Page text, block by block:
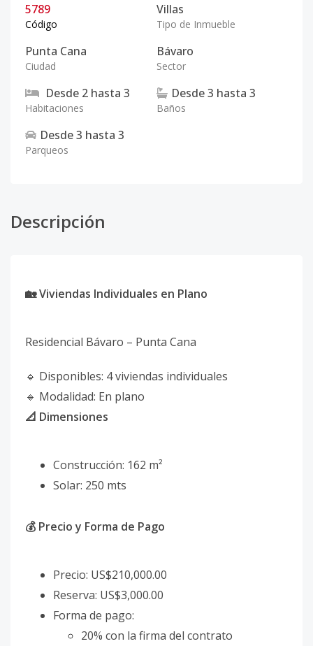
5789
Código
Villas
Tipo de Inmueble
Punta Cana
Ciudad
Bávaro
Sector
Desde 2 hasta 3
Habitaciones
Desde3 hasta 3
Baños
Desde3 hasta 3
Parqueos
Descripción
🏡 Viviendas Individuales en Plano
Residencial Bávaro – Punta Cana
🔹 Disponibles: 4 viviendas individuales
🔹 Modalidad: En plano
📐 Dimensiones
Construcción: 162 m²
Solar: 250 mts
💰 Precio y Forma de Pago
Precio: US$210,000.00
Reserva: US$3,000.00
Forma de pago:
20% con la firma del contrato